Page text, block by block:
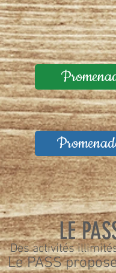
LE
Des activités
Le PASS